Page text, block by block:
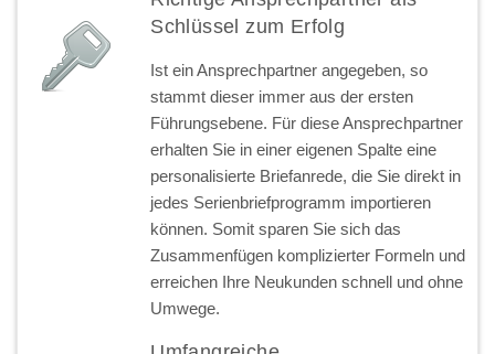
Schlüssel zum Erfolg
Ist ein Ansprechpartner angegeben, so
stammt dieser immer aus der ersten
Führungsebene. Für diese Ansprechpartner
erhalten Sie in einer eigenen Spalte eine
personalisierte Briefanrede, die Sie direkt in
jedes Serienbriefprogramm importieren
können. Somit sparen Sie sich das
Zusammenfügen komplizierter Formeln und
erreichen Ihre Neukunden schnell und ohne
Umwege.